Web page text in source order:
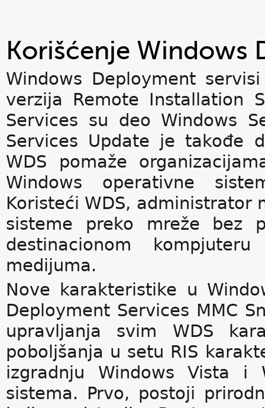
Korišćenje Windows
Windows Deployment
verzija Remote Installation
Services su deo Windows
Services Update je takođe
WDS pomaže
Windows operativne
Koristeći WDS, administrator
sisteme preko mreže bez
destinacionom
medijuma.
Nove karakteristike u
Deployment Services MMC
upravljanja svim WDS
poboljšanja u setu RIS
izgradnju Windows Vista i
sistema. Prvo, postoji